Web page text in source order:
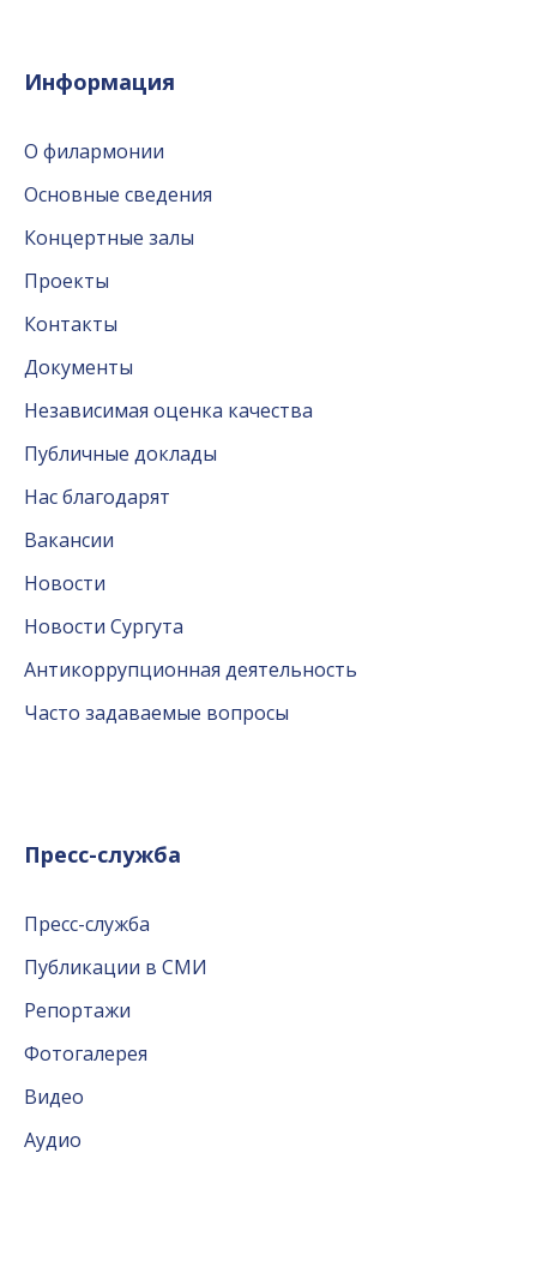
Информация
О филармонии
Основные сведения
Концертные залы
Проекты
Контакты
Документы
Независимая оценка качества
Публичные доклады
Нас благодарят
Вакансии
Новости
Новости Сургута
Антикоррупционная деятельность
Часто задаваемые вопросы
Пресс-служба
Пресс-служба
Публикации в СМИ
Репортажи
Фотогалерея
Видео
Аудио